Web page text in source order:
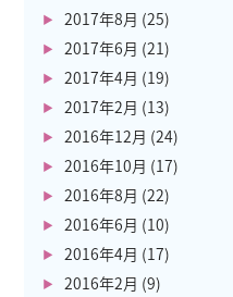
2017年8月 (25)
2017年6月 (21)
2017年4月 (19)
2017年2月 (13)
2016年12月 (24)
2016年10月 (17)
2016年8月 (22)
2016年6月 (10)
2016年4月 (17)
2016年2月 (9)